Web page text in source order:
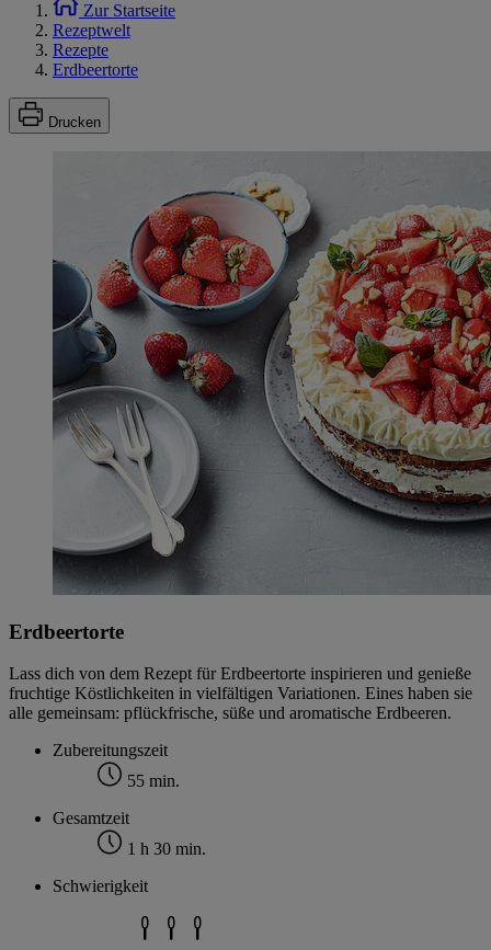
Zur Startseite
Rezeptwelt
Rezepte
Erdbeertorte
Drucken
Erdbeertorte
Lass dich von dem Rezept für Erdbeertorte inspirieren und genieße
fruchtige Köstlichkeiten in vielfältigen Variationen. Eines haben sie
alle gemeinsam: pflückfrische, süße und aromatische Erdbeeren.
Zubereitungszeit
55 min.
Gesamtzeit
1 h 30 min.
Schwierigkeit